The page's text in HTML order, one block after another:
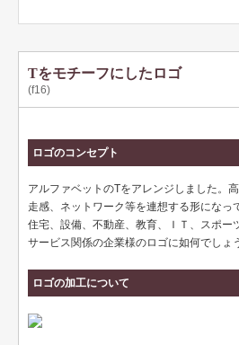
筆名人名刺
不動産関係
ペット名刺
ショップカード
全国福利厚生共済会様式
用紙変更オプション
Tをモチーフにしたロゴ
(f16)
ロゴのコンセプト
アルファベットのTをアレンジしました。
走感、ネットワーク等を連想する形になっ
住宅、設備、不動産、教育、ＩＴ、スポー
サービス関係の企業様のロゴに如何でしょ
ロゴの加工について